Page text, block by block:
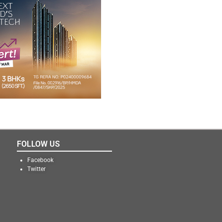
FOLLOW US
Facebook
Twitter